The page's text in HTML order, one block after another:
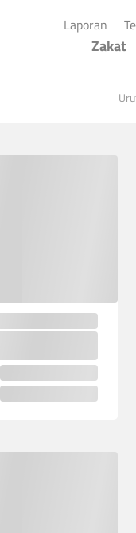
Laporan
Zakat